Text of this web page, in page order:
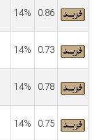
0.86
14%
0.73
14%
0.78
14%
0.75
14%